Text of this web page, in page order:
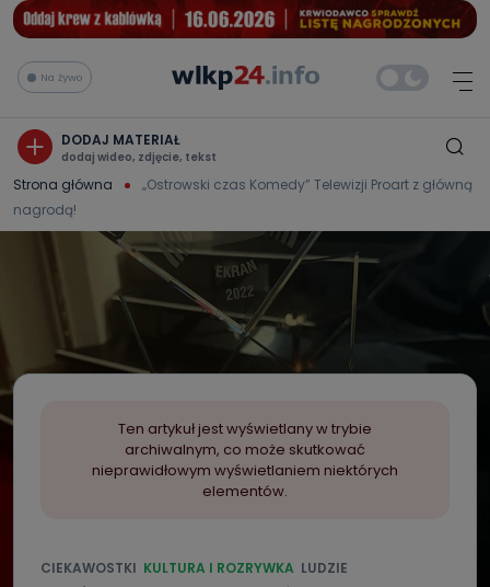
Na żywo
DODAJ MATERIAŁ
dodaj wideo, zdjęcie, tekst
Strona główna
„Ostrowski czas Komedy” Telewizji Proart z główną
nagrodą!
Ten artykuł jest wyświetlany w trybie
archiwalnym, co może skutkować
nieprawidłowym wyświetlaniem niektórych
elementów.
CIEKAWOSTKI KULTURA I ROZRYWKA LUDZIE